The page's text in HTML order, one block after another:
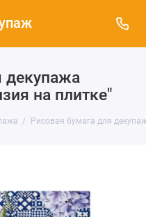
декупажа
на плитке"
Рисовая бумага для